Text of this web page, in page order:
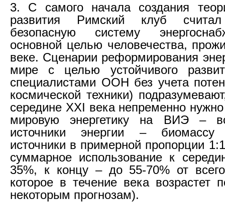
3. С самого начала создания
развития Римский клуб считал
безопасную систему
основной целью человечества,
веке. Сценарии реформирования
мире с целью устойчивого
специалистами ООН без учета
космической техники)
середине ХХI века непременно
мировую энергетику на ВИЭ –
источники энергии –
источники в примерной пропорции
суммарное использование к
35%, к концу – до 55-70% от всего
которое в течение века возрастет
некоторым прогнозам).